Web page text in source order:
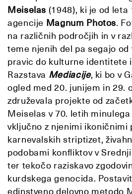
Meiselas (1948), ki je od
agencije Magnum Photos.
na različnih področjih in v
teme njenih del pa segajo od
pravic do kulturne identitete
Razstava Mediacije, ki bo v
ogled med 20. junijem in 29.
združevala projekte od
Meiselas v 70. letih
vključno z njenimi ikoničnimi
karnevalskih striptizet,
podobami konfliktov v
ter tekočo raziskavo
kurdskega genocida.
edinstveno delovno metodo